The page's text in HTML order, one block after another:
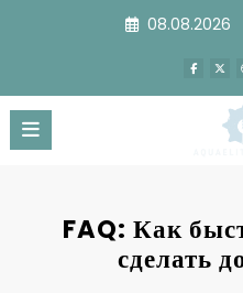
08.08.2026
FAQ: Как
сделать